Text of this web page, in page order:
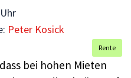
Peter Kosick
Rente
bei hohen Mieten